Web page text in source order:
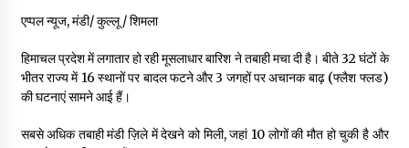
बड़ी ख़बर – अनुबंध कर्मचारियों को बैक डेट से नहीं मिलेगा नियमितीकरण,
शिक्षा निदेशालय ने जारी किया स्पष्टीकरण
05/08/2026
देहरा पुलिस की बड़ी कार्रवाई- 90 लाख नकद और 2 करोड़के सोने के
एप्पल न्यूज, मंडी/ कुल्लू / शिमला
हिमाचल प्रदेश में लगातार हो रही मूसलाधार बारिश ने तबाही मचा दी है। बीते 32 घंटों के
भीतर राज्य में 16 स्थानों पर बादल फटने और 3 जगहों पर अचानक बाढ़ (फ्लैश फ्लड)
की घटनाएं सामने आई हैं।
सबसे अधिक तबाही मंडी ज़िले में देखने को मिली, जहां 10 लोगों की मौत हो चुकी है और